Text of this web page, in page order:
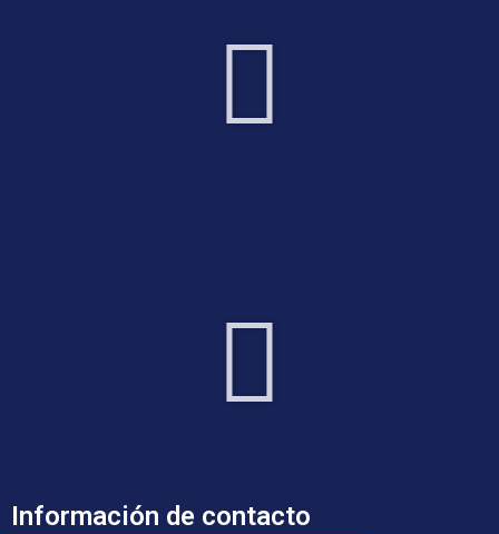
Información de contacto